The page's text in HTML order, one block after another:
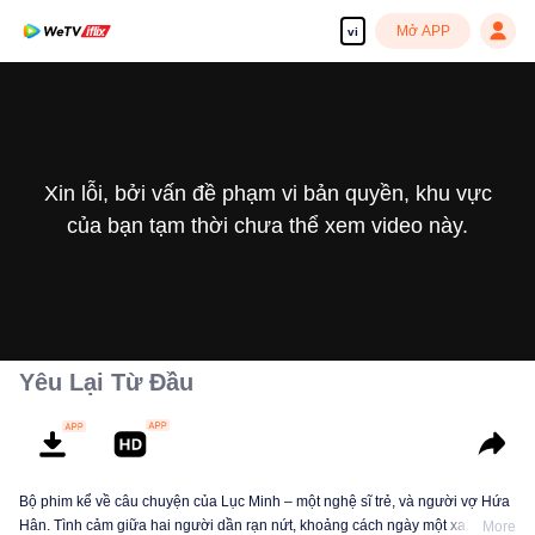
vi Mở APP
Xin lỗi, bởi vấn đề phạm vi bản quyền, khu vực
của bạn tạm thời chưa thể xem video này.
Yêu Lại Từ Đầu
Bộ phim kể về câu chuyện của Lục Minh – một nghệ sĩ trẻ, và người vợ Hứa
Hân. Tình cảm giữa hai người dần rạn nứt, khoảng cách ngày một xa. Trong
More